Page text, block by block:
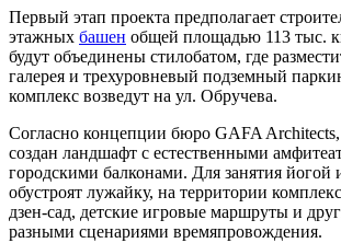
Первый этап проекта предполагает
этажных башен общей площадью 113 тыс.
будут объединены стилобатом, где
галерея и трехуровневый подземный
комплекс возведут на ул. Обручева.
Согласно концепции бюро GAFA Architects,
создан ландшафт с естественными
городскими балконами. Для занятия йогой
обустроят лужайку, на территории
дзен-сад, детские игровые маршруты и
разными сценариями времяпровождения.